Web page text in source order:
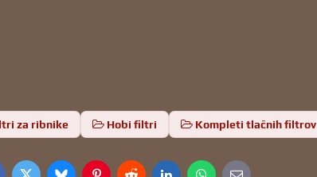
za ribnike Hobi filtri Kompleti tlačnih filtrov